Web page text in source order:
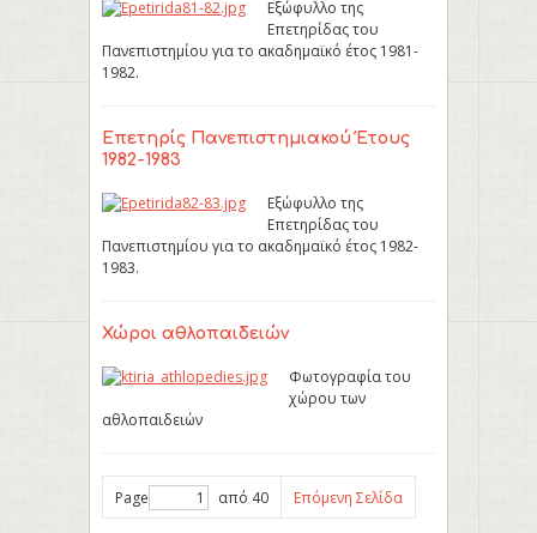
Εξώφυλλο της
Επετηρίδας του
Πανεπιστημίου για το ακαδημαϊκό έτος 1981-
1982.
Επετηρίς Πανεπιστημιακού Έτους
1982-1983
Εξώφυλλο της
Επετηρίδας του
Πανεπιστημίου για το ακαδημαϊκό έτος 1982-
1983.
Χώροι αθλοπαιδειών
Φωτογραφία του
χώρου των
αθλοπαιδειών
Page από 40 Επόμενη Σελίδα